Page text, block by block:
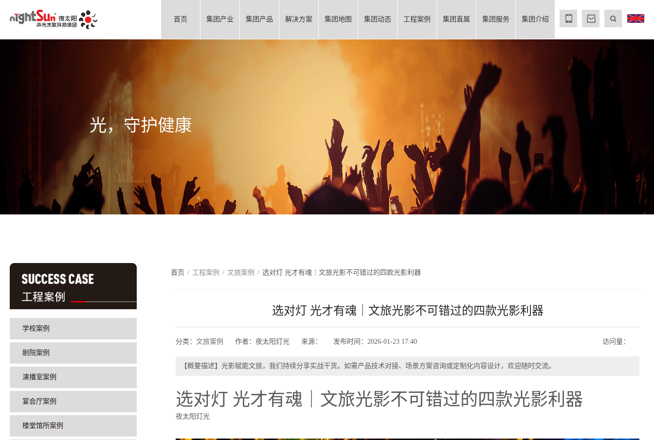
首页 集团产业 集团产品 解决方案 集团地图 集团动态 工程案例 集团直属 集团服务 集团介绍
光，守护健康
学校案例
剧院案例
演播室案例
宴会厅案例
楼堂馆所案例
首页 / 工程案例 / 文旅案例 / 选对灯 光才有魂｜文旅光影不可错过的四款光影利器
选对灯 光才有魂｜文旅光影不可错过的四款光影利器
分类：文旅案例 作者：夜太阳灯光 来源： 发布时间： 2026-01-23 17:40 访问量：
【概要描述】光影赋能文旅，我们持续分享实战干货。如需产品技术对接、场景方案咨询或定制化内容设计，欢迎随时交流。
选对灯 光才有魂｜文旅光影不可错过的四款光影利器
夜太阳灯光